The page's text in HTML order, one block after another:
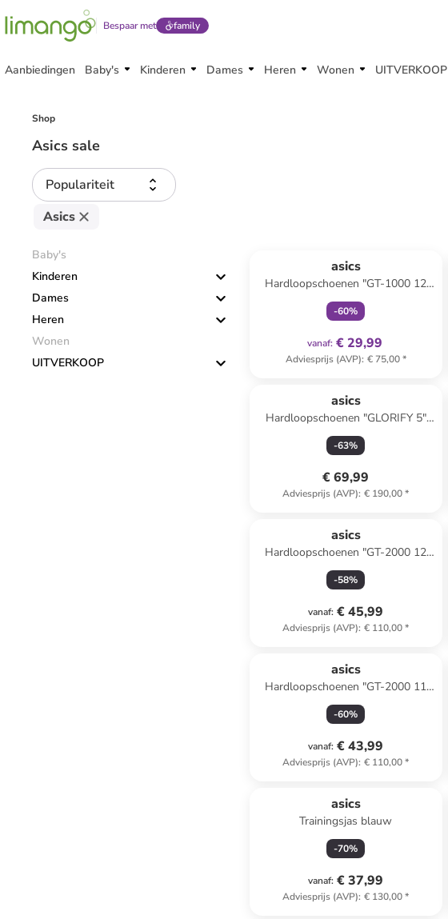
Bespaar met family
Aanbiedingen Baby's Kinderen Dames Heren Wonen UITVERKOOP
Shop
Asics sale
Populariteit
Asics
Baby's
Kinderen
Dames
Heren
Wonen
UITVERKOOP
asics
Hardloopschoenen "GT-1000 12
PS" zwart
-60%
vanaf: € 29,99
Adviesprijs (AVP): € 75,00*
asics
Hardloopschoenen "GLORIFY 5"
zwart
-63%
€ 69,99
Adviesprijs (AVP): € 190,00*
asics
Hardloopschoenen "GT-2000 12
GS" donkerblauw/zwart
-58%
vanaf: € 45,99
Adviesprijs (AVP): € 110,00*
asics
Hardloopschoenen "GT-2000 11
GS" donkerblauw
-60%
vanaf: € 43,99
Adviesprijs (AVP): € 110,00*
asics
Trainingsjas blauw
-70%
vanaf: € 37,99
Adviesprijs (AVP): € 130,00*